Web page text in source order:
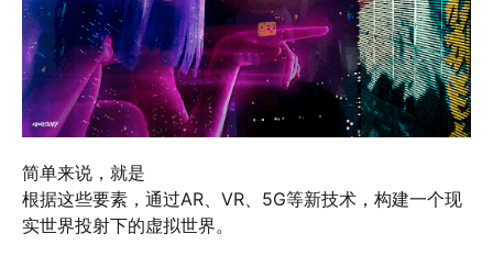
简单来说，就是
根据这些要素，通过AR、VR、5G等新技术，构建一个现
实世界投射下的虚拟世界。